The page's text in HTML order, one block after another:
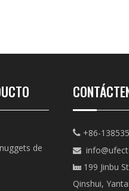
de
 +86-

 199 Jinbu
Qinshui,